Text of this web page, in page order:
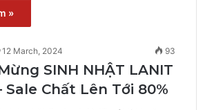
»
12 March, 2024 93
SINH NHẬT LANIT
Sale Chất Lên Tới 80%